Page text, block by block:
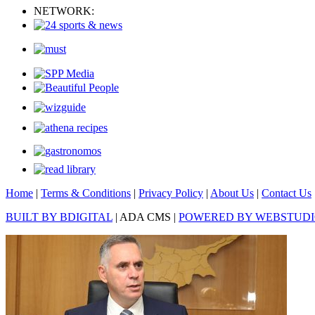
NETWORK:
Home | Terms & Conditions | Privacy Policy | About Us | Contact Us
BUILT BY BDIGITAL | ADA CMS | POWERED BY